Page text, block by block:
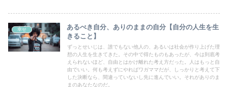
幸せ
あるべき自分、ありのままの自分【自分の人生を生
きること】
ずっとせいじは、誰でもない他人の、あるいは社会が作り上げた理
想の人生を生きてきた。その中で得たものもあったが、今は到底考
えられないほど、自由とはかけ離れた考え方だった。人はもっと自
由でいい。何も考えずにやればワガママだが、しっかりと考えて下
した決断なら、間違っていないし先に進んでいい。それがありのま
まのあなたなのだ。